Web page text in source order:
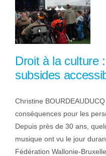
Droit à la culture
subsides
Christine
conséquences pour les
Depuis près de 30 ans,
musique ont vu le jour
Fédération Wallonie-